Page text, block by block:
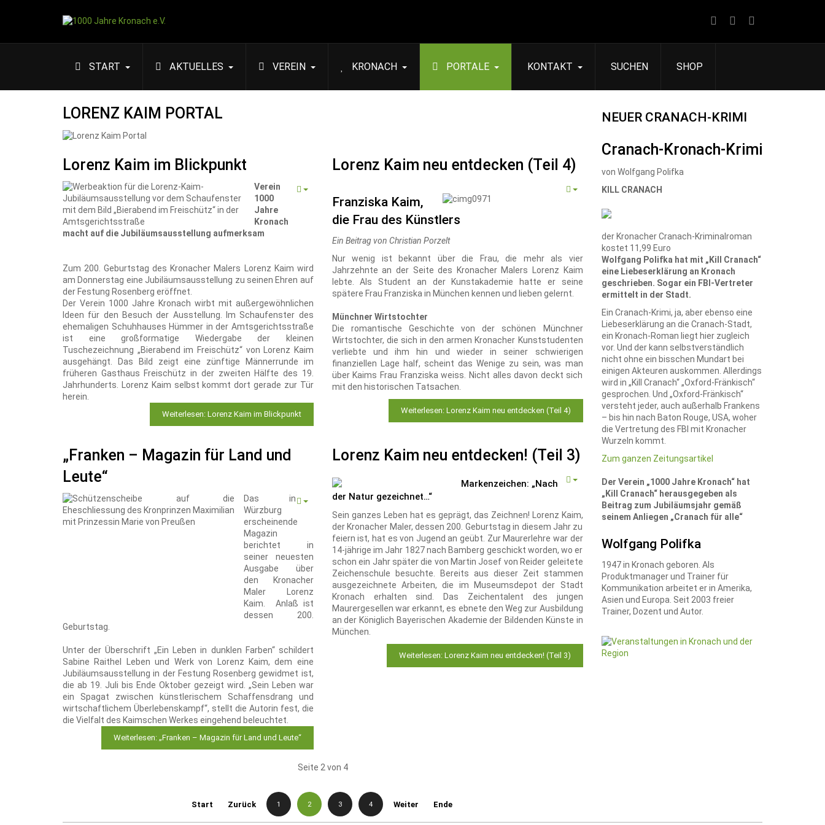
START AKTUELLES VEREIN KRONACH PORTALE KONTAKT SUCHEN SHOP
LORENZ KAIM PORTAL
Lorenz Kaim im Blickpunkt
Verein
1000
Jahre
Kronach
macht auf die Jubiläumsausstellung aufmerksam
Zum 200. Geburtstag des Kronacher Malers Lorenz Kaim wird
am Donnerstag eine Jubiläumsausstellung zu seinen Ehren auf
der Festung Rosenberg eröffnet.
Der Verein 1000 Jahre Kronach wirbt mit außergewöhnlichen
Ideen für den Besuch der Ausstellung. Im Schaufenster des
ehemaligen Schuhhauses Hümmer in der Amtsgerichtsstraße
ist eine großformatige Wiedergabe der kleinen
Tuschezeichnung „Bierabend im Freischütz“ von Lorenz Kaim
ausgehängt. Das Bild zeigt eine zünftige Männerrunde im
früheren Gasthaus Freischütz in der zweiten Hälfte des 19.
Jahrhunderts. Lorenz Kaim selbst kommt dort gerade zur Tür
herein.
Weiterlesen: Lorenz Kaim im Blickpunkt
Lorenz Kaim neu entdecken (Teil 4)
Franziska Kaim,
die Frau des Künstlers
Ein Beitrag von Christian Porzelt
Nur wenig ist bekannt über die Frau, die mehr als vier
Jahrzehnte an der Seite des Kronacher Malers Lorenz Kaim
lebte. Als Student an der Kunstakademie hatte er seine
spätere Frau Franziska in München kennen und lieben gelernt.
Münchner Wirtstochter
Die romantische Geschichte von der schönen Münchner
Wirtstochter, die sich in den armen Kronacher Kunststudenten
verliebte und ihm hin und wieder in seiner schwierigen
finanziellen Lage half, scheint das Wenige zu sein, was man
über Kaims Frau Franziska weiss. Nicht alles davon deckt sich
mit den historischen Tatsachen.
Weiterlesen: Lorenz Kaim neu entdecken (Teil 4)
„Franken – Magazin für Land und
Leute“
Das in
Würzburg
erscheinende
Magazin
berichtet in
seiner neuesten
Ausgabe über
den Kronacher
Maler Lorenz
Kaim. Anlaß ist
dessen 200.
Geburtstag.
Unter der Überschrift „Ein Leben in dunklen Farben“ schildert
Sabine Raithel Leben und Werk von Lorenz Kaim, dem eine
Jubiläumsausstellung in der Festung Rosenberg gewidmet ist,
die ab 19. Juli bis Ende Oktober gezeigt wird. „Sein Leben war
ein Spagat zwischen künstlerischem Schaffensdrang und
wirtschaftlichem Überlebenskampf“, stellt die Autorin fest, die
die Vielfalt des Kaimschen Werkes eingehend beleuchtet.
Weiterlesen: „Franken – Magazin für Land und Leute“
Lorenz Kaim neu entdecken! (Teil 3)
Markenzeichen: „Nach
der Natur gezeichnet…“
Sein ganzes Leben hat es geprägt, das Zeichnen! Lorenz Kaim,
der Kronacher Maler, dessen 200. Geburtstag in diesem Jahr zu
feiern ist, hat es von Jugend an geübt. Zur Maurerlehre war der
14-jährige im Jahr 1827 nach Bamberg geschickt worden, wo er
schon ein Jahr später die von Martin Josef von Reider geleitete
Zeichenschule besuchte. Bereits aus dieser Zeit stammen
ausgezeichnete Arbeiten, die im Museumsdepot der Stadt
Kronach erhalten sind. Das Zeichentalent des jungen
Maurergesellen war erkannt, es ebnete den Weg zur Ausbildung
an der Königlich Bayerischen Akademie der Bildenden Künste in
München.
Weiterlesen: Lorenz Kaim neu entdecken! (Teil 3)
Seite 2 von 4
Start Zurück 1 2 3 4 Weiter Ende
NEUER CRANACH-KRIMI
Cranach-Kronach-Krimi
von Wolfgang Polifka
KILL CRANACH
der Kronacher Cranach-Kriminalroman
kostet 11,99 Euro
Wolfgang Polifka hat mit „Kill Cranach“
eine Liebeserklärung an Kronach
geschrieben. Sogar ein FBI-Vertreter
ermittelt in der Stadt.
Ein Cranach-Krimi, ja, aber ebenso eine
Liebeserklärung an die Cranach-Stadt,
ein Kronach-Roman liegt hier zugleich
vor. Und der kann selbstverständlich
nicht ohne ein bisschen Mundart bei
einigen Akteuren auskommen. Allerdings
wird in „Kill Cranach“ „Oxford-Fränkisch“
gesprochen. Und „Oxford-Fränkisch“
versteht jeder, auch außerhalb Frankens
– bis hin nach Baton Rouge, USA, woher
die Vertretung des FBI mit Kronacher
Wurzeln kommt.
Zum ganzen Zeitungsartikel
Der Verein „1000 Jahre Kronach“ hat
„Kill Cranach“ herausgegeben als
Beitrag zum Jubiläumsjahr gemäß
seinem Anliegen „Cranach für alle“
Wolfgang Polifka
1947 in Kronach geboren. Als
Produktmanager und Trainer für
Kommunikation arbeitet er in Amerika,
Asien und Europa. Seit 2003 freier
Trainer, Dozent und Autor.